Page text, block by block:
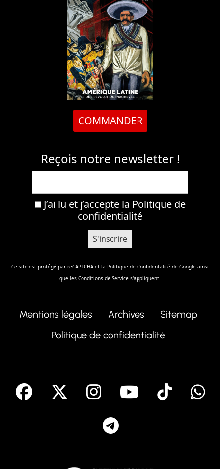
COMMANDER
Reçois notre newsletter !
J’ai lu et j’accepte la Politique de
confidentialité
Ce site est protégé par reCAPTCHA et la Politique de Confidentalité de Google ainsi
que les Conditions de Service s'appliquent.
Mentions légales Archives
Sitemap
Politique de confidentialité
facebook Instagram
Youtube
Tik